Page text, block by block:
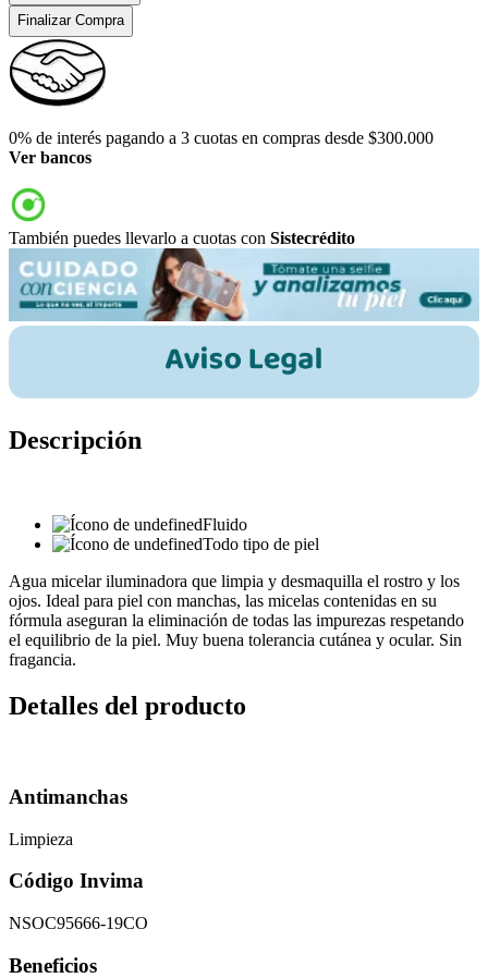
Finalizar Compra
0% de interés pagando a 3 cuotas en compras desde $300.000
Ver bancos
También puedes llevarlo a cuotas con Sistecrédito
Descripción
Fluido
Todo tipo de piel
Agua micelar iluminadora que limpia y desmaquilla el rostro y los
ojos. Ideal para piel con manchas, las micelas contenidas en su
fórmula aseguran la eliminación de todas las impurezas respetando
el equilibrio de la piel. Muy buena tolerancia cutánea y ocular. Sin
fragancia.
Detalles del producto
Antimanchas
Limpieza
Código Invima
NSOC95666-19CO
Beneficios